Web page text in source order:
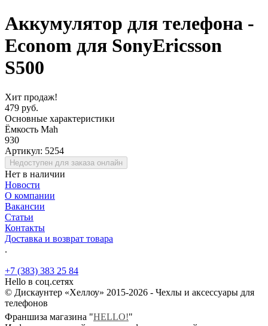
Аккумулятор для телефона -
Econom для SonyEricsson
S500
Хит продаж!
479 руб.
Основные характеристики
Ёмкость Mah
930
Артикул: 5254
Недоступен для заказа онлайн
Нет в наличии
Новости
О компании
Вакансии
Статьи
Контакты
Доставка и возврат товара
.
+7 (383) 383 25 84
Hello в соц.сетях
© Дискаунтер «Хеллоу» 2015-2026 - Чехлы и аксессуары для
телефонов
Франшиза магазина "HELLO!"